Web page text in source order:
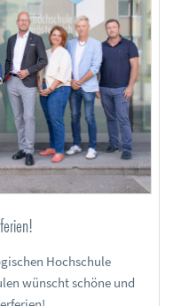
Hochschule
wünscht schöne und